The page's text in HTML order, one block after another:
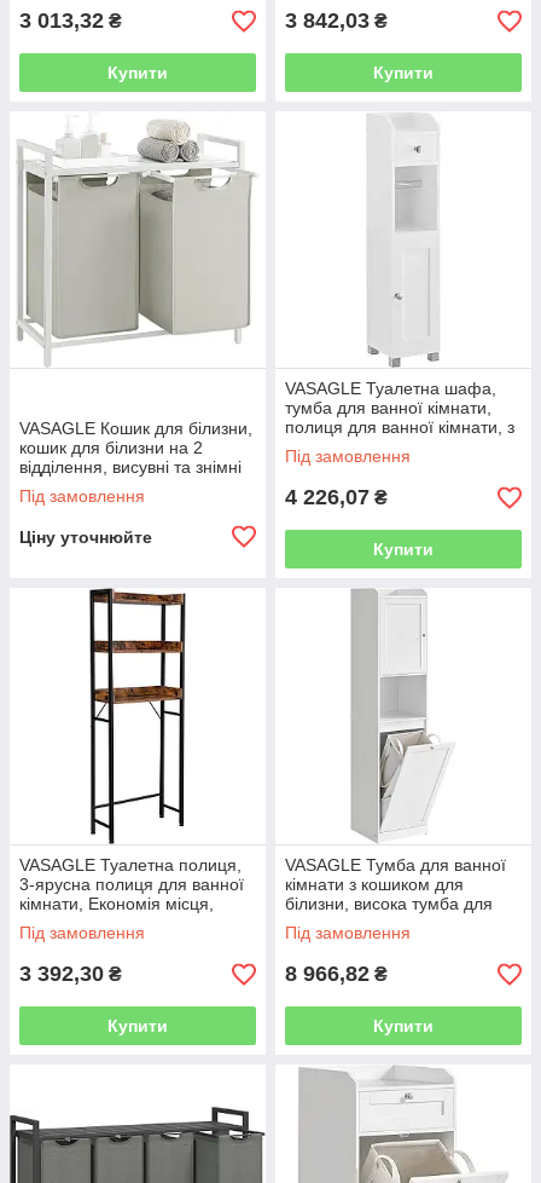
3 013,32 ₴
Купити
3 842,03 ₴
Купити
VASAGLE Кошик для білизни,
кошик для білизни на 2
відділення, висувні та знімні
сумки зі вставками,
органайзер для одягу,
Під замовлення
Ціну уточнюйте
VASAGLE Туалетна шафа,
тумба для ванної кімнати,
полиця для ванної кімнати, з
регульованою полицею,
водонепроникні ніжки, для
Під замовлення
4 226,07 ₴
Купити
VASAGLE Туалетна полиця,
3-ярусна полиця для ванної
кімнати, Економія місця,
Легка збірка, для пральні,
Індустріальний стиль,
Під замовлення
3 392,30 ₴
Купити
VASAGLE Тумба для ванної
кімнати з кошиком для
білизни, висока тумба для
ванної кімнати, знімний
мішок для білизни з ручками,
Під замовлення
8 966,82 ₴
Купити